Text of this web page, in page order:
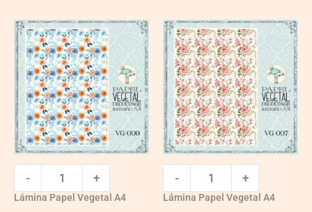
VG009
quantity
- +
Lámina Papel Vegetal A4
VG007
quantity
- +
Lámina Papel Vegetal A4